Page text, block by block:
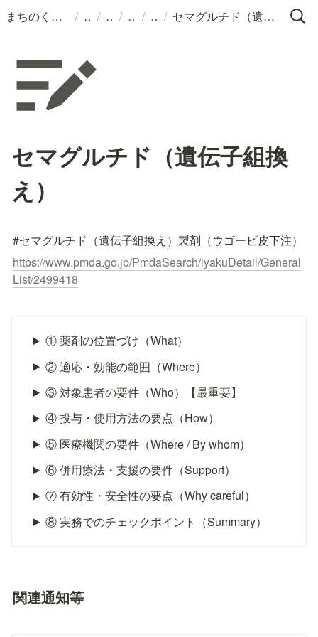
まちのくすりばこ / / / / / セマグルチド（遺伝子組換え）
セマグルチド（遺伝子組換
え）
#セマグルチド（遺伝子組換え）製剤（ウゴービ皮下注）
https://www.pmda.go.jp/PmdaSearch/iyakuDetail/General
List/2499418
① 薬剤の位置づけ（What）
② 適応・効能の範囲（Where）
③ 対象患者の要件（Who）【最重要】
④ 投与・使用方法の要点（How）
⑤ 医療機関の要件（Where / By whom）
⑥ 併用療法・支援の要件（Support）
⑦ 有効性・安全性の要点（Why careful）
⑧ 実務でのチェックポイント（Summary）
関連通知等